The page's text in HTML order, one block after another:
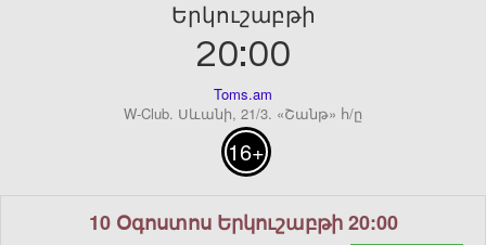
Երկուշաբթի
20:00
Toms.am
W-Club. Սևանի, 21/3. «Շանթ» հ/ը
16+
10 Օգոստոս Երկուշաբթի 20:00